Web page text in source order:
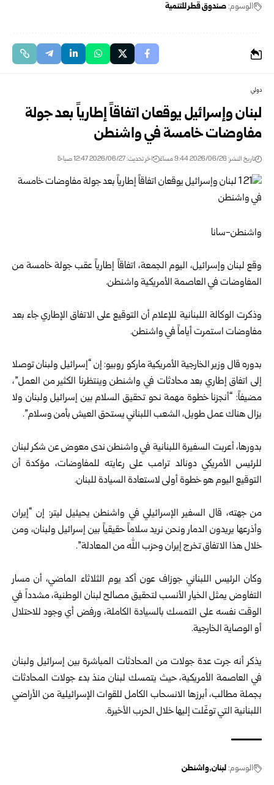
الوسوم:صندوق قطر للتنمية
دولي
لبنان وإسرائيل يوقعان اتفاقاً إطارياً بعد جولة
مفاوضات خامسة في واشنطن
تاريخ النشر: 2026/06/26 9:44 مساءً اخر تحديث: 2026/06/27 12:47 صباحًا
واشنطن-سانا
وقع لبنان وإسرائيل، اليوم الجمعة، اتفاقاً إطارياً عقب جولة خامسة من
المفاوضات في العاصمة الأمريكية واشنطن.
وذكرت الوكالة اللبنانية للإعلام أن التوقيع على الاتفاق الإطاري جاء بعد
مفاوضات استمرت أياماً في واشنطن.
بدوره قال وزير الخارجية الأمريكية ماركو روبيو: إن “إسرائيل ولبنان توصلا
إلى اتفاق إطاري بعد محادثات في واشنطن وينتظرنا الكثير من العمل”،
مضيفاً: “أنجزنا خطوة مهمة نحو تحقيق السلام بين إسرائيل ولبنان ولا
يزال هناك عمل طويل، الشعب اللبناني يستحق العيش بأمن وسلام”.
بدورها، أعربت السفيرة اللبنانية في واشنطن ندى معوض عن شكر لبنان
للرئيس الأمريكي دونالد ترامب على رعايته للمفاوضات، مؤكدة أن
التوقيع اليوم هو خطوة أولى لاستعادة السيادة للبنان.
من جهته، قال السفير الإسرائيلي في واشنطن يحيئيل ليتر: إن “إيران
وأذرعها يريدون الدمار ونحن نريد سلاماً حقيقياً بين إسرائيل ولبنان، ومن
خلال هذا الاتفاق تخرج إيران وحزب الله من المعادلة”.
وكان الرئيس اللبناني جوزاف عون أكد يوم الثلاثاء الماضي، أن مسار
التفاوض يمثل الخيار الأنسب لتحقيق مصالح لبنان الوطنية، مشدداً في
الوقت نفسه على التمسك بالسيادة الكاملة، ورفض أي وجود للاحتلال
أو الوصاية الخارجية.
يذكر أنه جرت عدة جولات من المحادثات المباشرة بين إسرائيل ولبنان
في العاصمة الأمريكية، حيث يتمسك لبنان منذ بدء جولات المحادثات
بجملة مطالب، أبرزها الانسحاب الكامل للقوات الإسرائيلية من الأراضي
اللبنانية التي توغّلت إليها خلال الحرب الأخيرة.
الوسوم:لبنان واشنطن